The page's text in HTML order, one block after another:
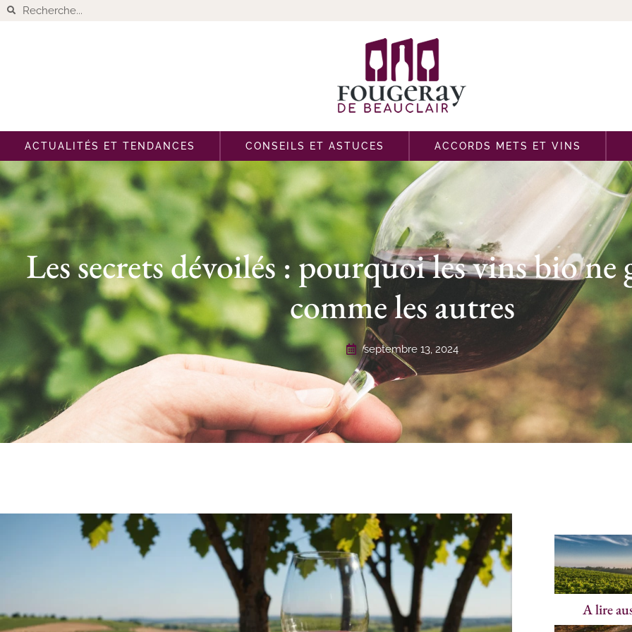
ACTUALITÉS ET TENDANCES CONSEILS ET ASTUCES ACCORDS METS ET VINS
Les secrets dévoilés : pourquoi les vins bio ne
comme les autres
septembre 13, 2024
A lire